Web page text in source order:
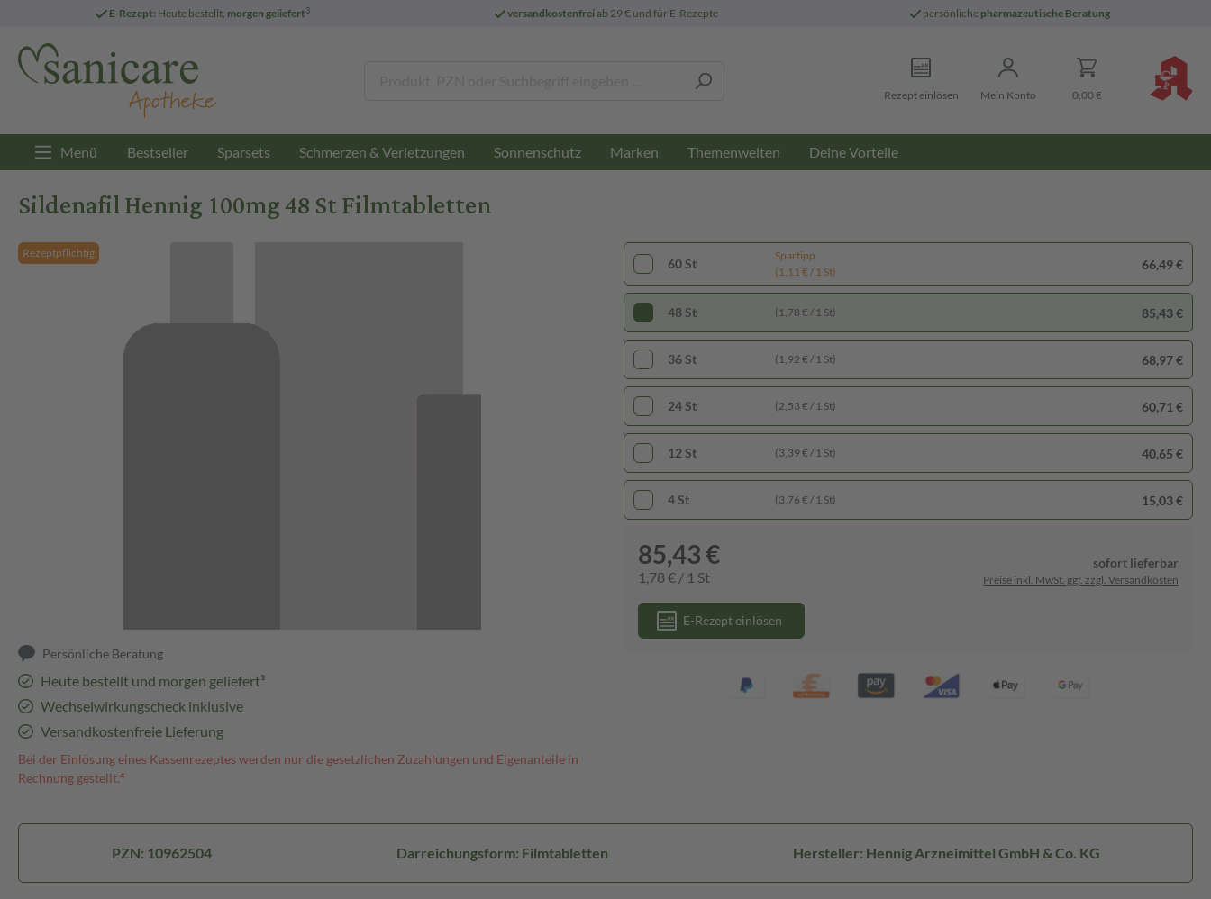
E-Rezept: Heute bestellt, morgen geliefert3 versandkostenfreiab 29 € und für E-Rezepte persönliche pharmazeutische Beratung
Rezept einlösen Mein Konto 0,00 €
Menü Bestseller Sparsets Schmerzen & Verletzungen Sonnenschutz Marken Themenwelten Deine Vorteile
Sildenafil Hennig 100mg 48 St Filmtabletten
Rezeptpflichtig
Persönliche Beratung
Heute bestellt und morgen geliefert³
Wechselwirkungscheck inklusive
Versandkostenfreie Lieferung
Bei der Einlösung eines Kassenrezeptes werden nur die gesetzlichen Zuzahlungen und Eigenanteile in
Rechnung gestellt.⁴
60 St
Spartipp
(1,11 € / 1 St)
66,49 €
48 St (1,78 € / 1 St) 85,43 €
36 St (1,92 € / 1 St) 68,97 €
24 St (2,53 € / 1 St) 60,71 €
12 St (3,39 € / 1 St) 40,65 €
4 St (3,76 € / 1 St) 15,03 €
85,43 €
1,78 € / 1 St
sofort lieferbar
Preise inkl. MwSt. ggf. zzgl. Versandkosten
E-Rezept einlösen
PZN: 10962504 Darreichungsform: Filmtabletten Hersteller: Hennig Arzneimittel GmbH & Co. KG